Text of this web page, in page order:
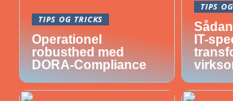
TIPS OG TRICKS
Operationel
robusthed med
DORA-Compliance
TIPS
IT-